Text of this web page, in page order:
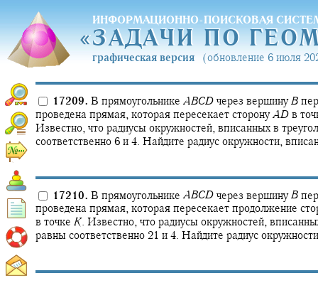
ИНФОРМАЦИОННО-ПОИСКОВАЯ
«ЗАДАЧИ ПО
«ЗАДАЧИ ПО
графическая версия (обновление 6 июля
17209. В прямоугольнике ABCD через вершинуB
проведена прямая, которая пересекает сторонуAD в
Известно, что радиусы окружностей, вписанных в
соответственно 6 и 4. Найдите радиус окружности,
17210. В прямоугольнике ABCD через вершинуB
проведена прямая, которая пересекает продолжение
в точке K. Известно, что радиусы окружностей,
равны соответственно 21 и 4. Найдите радиус